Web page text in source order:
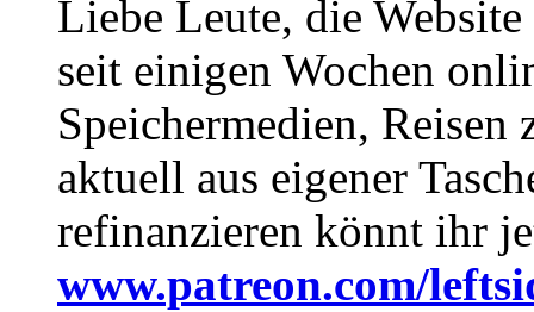
Liebe Leute, die Website
seit einigen Wochen
Speichermedien, Reisen
aktuell aus eigener
refinanzieren könnt ihr
www.patreon.com/